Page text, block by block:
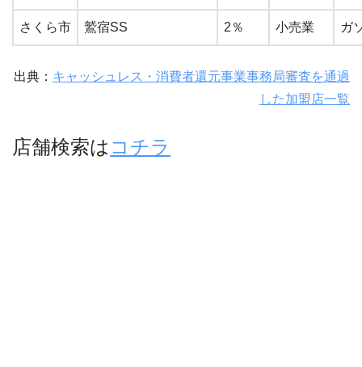
さくら市 鷲宿SS 2％ 小売業 ガ
出典： キャッシュレス・消費者還元事業事務局審査を通過
した加盟店一覧
店舗検索は コチラ